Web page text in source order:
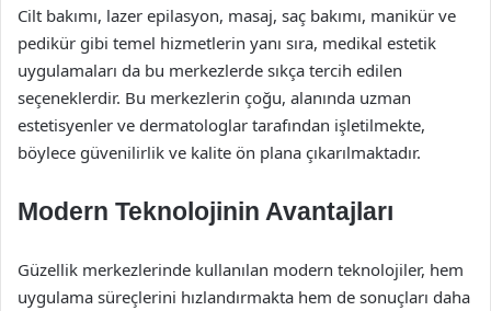
Cilt bakımı, lazer epilasyon, masaj, saç bakımı, manikür ve
pedikür gibi temel hizmetlerin yanı sıra, medikal estetik
uygulamaları da bu merkezlerde sıkça tercih edilen
seçeneklerdir. Bu merkezlerin çoğu, alanında uzman
estetisyenler ve dermatologlar tarafından işletilmekte,
böylece güvenilirlik ve kalite ön plana çıkarılmaktadır.
Modern Teknolojinin Avantajları
Güzellik merkezlerinde kullanılan modern teknolojiler, hem
uygulama süreçlerini hızlandırmakta hem de sonuçları daha